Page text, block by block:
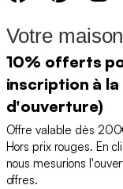
Votre
10% offerts
inscription à
d'ouverture)
Offre valable dès
Hors prix rouges. En
nous mesurions
offres.